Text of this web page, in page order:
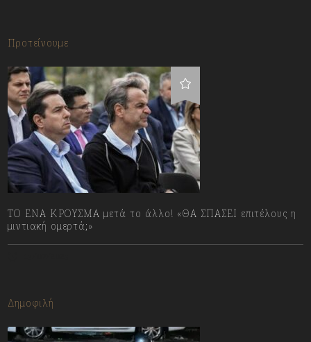
Προτείνουμε
ΤΟ ΕΝΑ ΚΡΟΥΣΜΑ μετά το άλλο! «ΘΑ ΣΠΑΣΕΙ επιτέλους η
μιντιακή ομερτά;»
Δημοφιλή